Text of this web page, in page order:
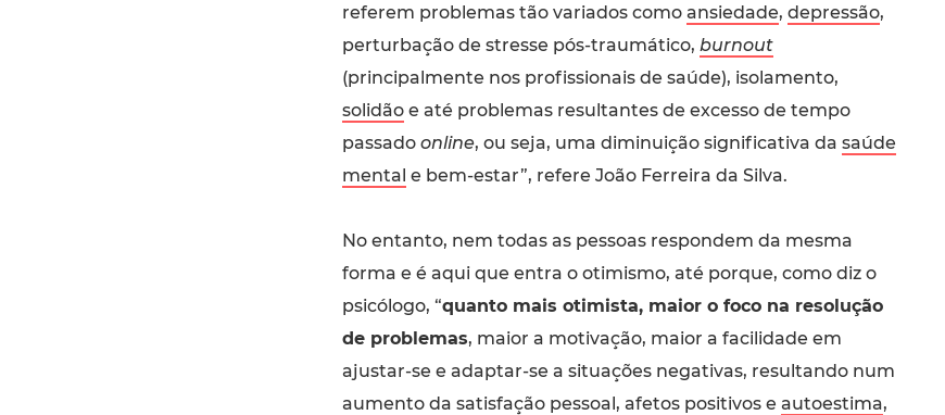
referem problemas tão variados como ansiedade, depressão,
perturbação de stresse pós-traumático, burnout
(principalmente nos profissionais de saúde), isolamento,
solidãoe até problemas resultantes de excesso de tempo
passado online, ou seja, uma diminuição significativa da saúde
mental e bem-estar”, refere João Ferreira da Silva.
No entanto, nem todas as pessoas respondem da mesma
forma e é aqui que entra o otimismo, até porque, como diz o
psicólogo, “quanto mais otimista, maior o foco na resolução
de problemas, maior a motivação, maior a facilidade em
ajustar-se e adaptar-se a situações negativas, resultando num
aumento da satisfação pessoal, afetos positivos e autoestima,